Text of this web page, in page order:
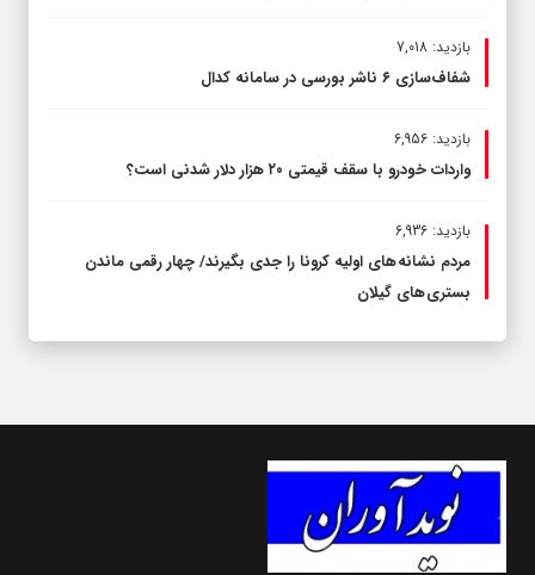
بازدید: 7,018
شفاف‌سازی ۶ ناشر بورسی در سامانه کدال
بازدید: 6,956
واردات خودرو با سقف قیمتی ۲۰ هزار دلار شدنی است؟
بازدید: 6,936
مردم نشانه های اولیه کرونا را جدی بگیرند/ چهار رقمی ماندن
بستری های گیلان